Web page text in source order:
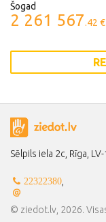
Šogad
2 261 567.42 €
Sēlpils iela 2c, Rīga,
22322380,
© ziedot.lv, 2026.